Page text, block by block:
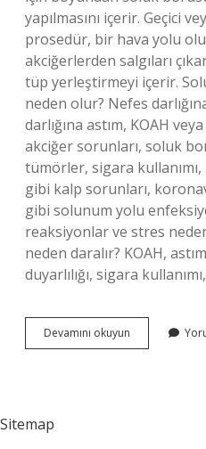
yapılmasını içerir. Geçici
prosedür, bir hava yolu
akciğerlerden salgıları
tüp yerleştirmeyi içerir.
neden olur? Nefes
darlığına astım, KOAH
akciğer sorunları, soluk
tümörler, sigara
gibi kalp sorunları,
gibi solunum yolu
reaksiyonlar ve stres
neden daralır? KOAH,
duyarlılığı, sigara
Devamını okuyun Daralan
Nefes
Sitemap